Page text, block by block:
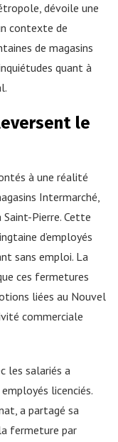
dévoile une
contexte de
de magasins
quant à
le
à une réalité
Intermarché,
Pierre. Cette
d’employés
sans emploi. La
ces fermetures
liées au Nouvel
commerciale
les salariés a
licenciés.
a partagé sa
fermeture par